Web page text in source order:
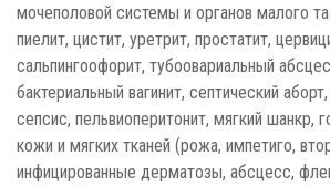
мочеполовой системы и органов малого
пиелит, цистит, уретрит, простатит,
сальпингоофорит, тубоовариальный
бактериальный вагинит, септический
сепсис, пельвиоперитонит, мягкий шанкр,
кожи и мягких тканей (рожа, импетиго,
инфицированные дерматозы, абсцесс,